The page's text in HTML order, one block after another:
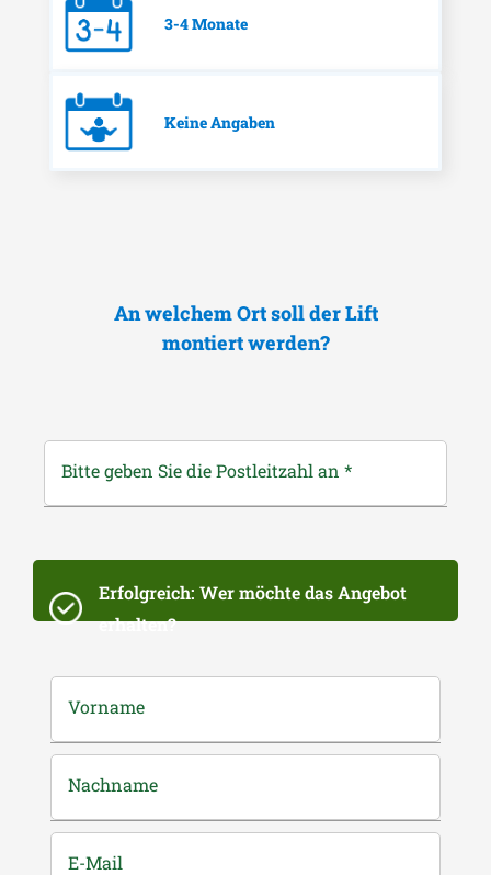
3-4 Monate
Keine Angaben
An welchem Ort soll der Lift
montiert werden?
Bitte geben Sie die Postleitzahl an *
Erfolgreich: Wer möchte das Angebot
erhalten?
Vorname
Nachname
E-Mail